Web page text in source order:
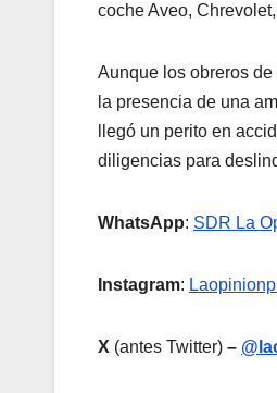
coche Aveo,
Aunque los obreros
la presencia de una
llegó un perito en
diligencias para
WhatsApp: SDR La
Instagram:
X (antes Twitter) –